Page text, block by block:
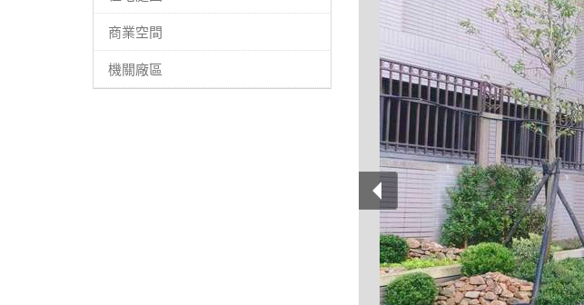
商業空間
機關廠區